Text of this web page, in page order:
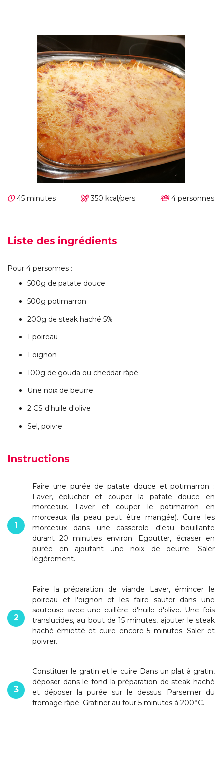
45 minutes 350 kcal/pers 4 personnes
Liste des ingrédients
Pour 4 personnes :
500g de patate douce
500g potimarron
200g de steak haché 5%
1 poireau
1 oignon
100g de gouda ou cheddar râpé
Une noix de beurre
2 CS d'huile d'olive
Sel, poivre
Instructions
1
Faire une purée de patate douce et potimarron :
Laver, éplucher et couper la patate douce en
morceaux. Laver et couper le potimarron en
morceaux (la peau peut être mangée). Cuire les
morceaux dans une casserole d'eau bouillante
durant 20 minutes environ. Egoutter, écraser en
purée en ajoutant une noix de beurre. Saler
légèrement.
2
Faire la préparation de viande Laver, émincer le
poireau et l'oignon et les faire sauter dans une
sauteuse avec une cuillère d'huile d'olive. Une fois
translucides, au bout de 15 minutes, ajouter le steak
haché émietté et cuire encore 5 minutes. Saler et
poivrer.
3
Constituer le gratin et le cuire Dans un plat à gratin,
déposer dans le fond la préparation de steak haché
et déposer la purée sur le dessus. Parsemer du
fromage râpé. Gratiner au four 5 minutes à 200°C.